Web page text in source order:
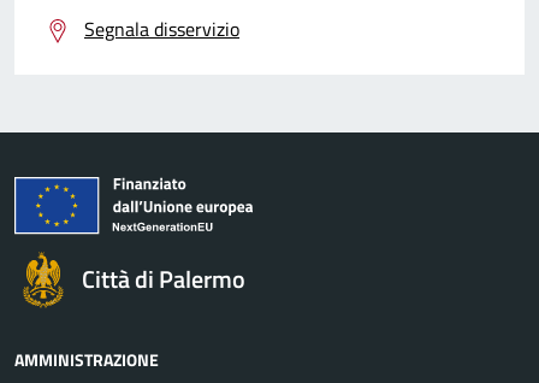
Segnala disservizio
Città di Palermo
AMMINISTRAZIONE